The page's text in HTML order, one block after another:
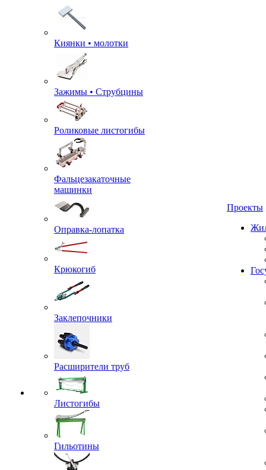
Киянки • молотки
Зажимы • Струбцины
Роликовые листогибы
Фальцезакаточные
машинки
Оправка-лопатка
Крюкогиб
Заклепочники
Расширители труб
Листогибы
Гильотины